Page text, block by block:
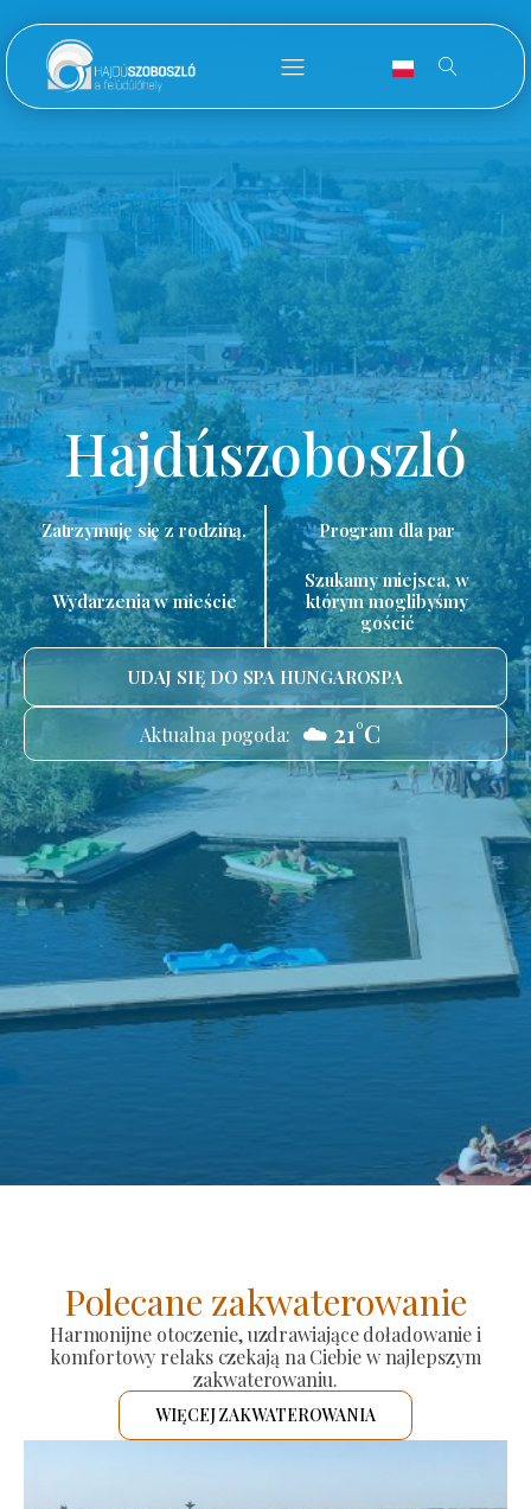
Hajdúszoboszló
Zatrzymuję się z rodziną. Program dla par
Wydarzenia w mieście
Szukamy miejsca, w
którym moglibyśmy
gościć
UDAJ SIĘ DO SPA HUNGAROSPA
Aktualna pogoda: ☁️ 21°C
Polecane zakwaterowanie
Harmonijne otoczenie, uzdrawiające doładowanie i
komfortowy relaks czekają na Ciebie w najlepszym
zakwaterowaniu.
WIĘCEJ ZAKWATEROWANIA